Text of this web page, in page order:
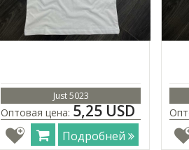
Just 5023
Оптовая цена: 5,25 USD
Подробней